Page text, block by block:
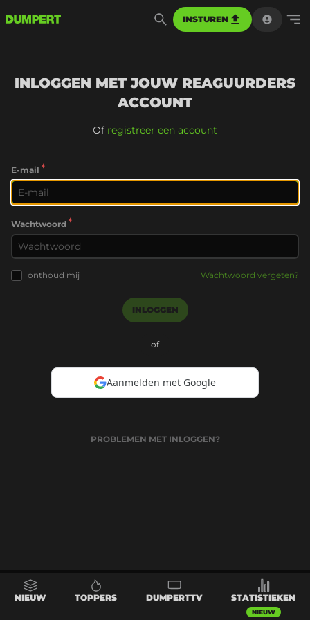
INSTUREN
INLOGGEN MET JOUW REAGUURDERS
ACCOUNT
Of registreer een account
E-mail *
Wachtwoord*
onthoud mij Wachtwoord vergeten?
INLOGGEN
of
Aanmelden met Google
PROBLEMEN MET INLOGGEN?
NIEUW TOPPERS DUMPERTTV STATISTIEKEN
NIEUW